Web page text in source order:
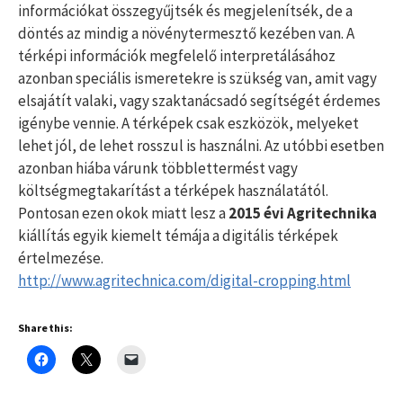
információkat összegyűjtsék és megjelenítsék, de a
döntés az mindig a növénytermesztő kezében van. A
térképi információk megfelelő interpretálásához
azonban speciális ismeretekre is szükség van, amit vagy
elsajátít valaki, vagy szaktanácsadó segítségét érdemes
igénybe vennie. A térképek csak eszközök, melyeket
lehet jól, de lehet rosszul is használni. Az utóbbi esetben
azonban hiába várunk többlettermést vagy
költségmegtakarítást a térképek használatától.
Pontosan ezen okok miatt lesz a2015 évi Agritechnika
kiállítás egyik kiemelt témája a digitális térképek
értelmezése.
http://www.agritechnica.com/digital-cropping.html
Share this: